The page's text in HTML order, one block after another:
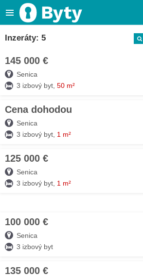
Inzeráty: 5
145 000 €
Senica
3 izbový byt, 50 m²
Cena dohodou
Senica
3 izbový byt, 1 m²
125 000 €
Senica
3 izbový byt, 1 m²
100 000 €
Senica
3 izbový byt
135 000 €